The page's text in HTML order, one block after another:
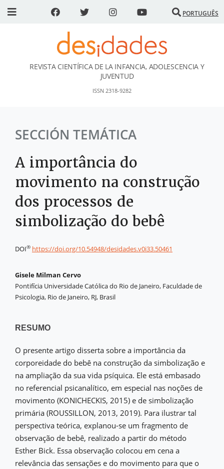
PORTUGUÊS
DESidades
REVISTA CIENTÍFICA DE LA INFANCIA, ADOLESCENCIA Y
JUVENTUD
ISSN 2318-9282
SECCIÓN TEMÁTICA
A importância do
movimento na construção
dos processos de
simbolização do bebê
DOI® https://doi.org/10.54948/desidades.v0i33.50461
Gisele Milman Cervo
Pontifícia Universidade Católica do Rio de Janeiro, Faculdade de
Psicologia, Rio de Janeiro, RJ, Brasil
RESUMO
O presente artigo disserta sobre a importância da
corporeidade do bebê na construção da simbolização e
na ampliação da sua vida psíquica. Ele está embasado
no referencial psicanalítico, em especial nas noções de
movimento (KONICHECKIS, 2015) e de simbolização
primária (ROUSSILLON, 2013, 2019). Para ilustrar tal
perspectiva teórica, explanou-se um fragmento de
observação de bebê, realizado a partir do método
Esther Bick. Essa observação colocou em cena a
relevância das sensações e do movimento para que o